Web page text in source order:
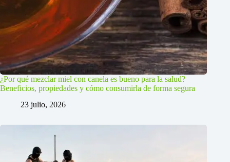
¿Por qué mezclar miel con canela es bueno para la salud?
Beneficios, propiedades y cómo consumirla de forma segura
23 julio, 2026